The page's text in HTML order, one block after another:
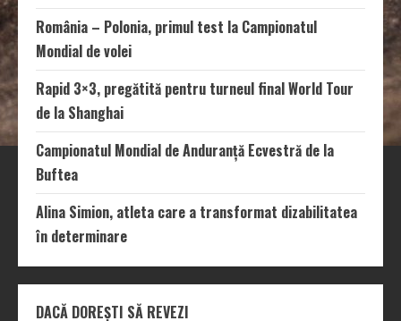
România – Polonia, primul test la Campionatul
Mondial de volei
Rapid 3×3, pregătită pentru turneul final World Tour
de la Shanghai
Campionatul Mondial de Anduranță Ecvestră de la
Buftea
Alina Simion, atleta care a transformat dizabilitatea
în determinare
DACĂ DOREȘTI SĂ REVEZI